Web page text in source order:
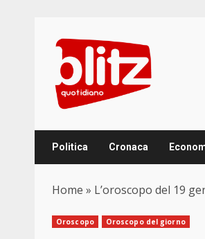
content
Politica Cronaca
Home » L’oroscopo del 19
Oroscopo Oroscopo del giorno